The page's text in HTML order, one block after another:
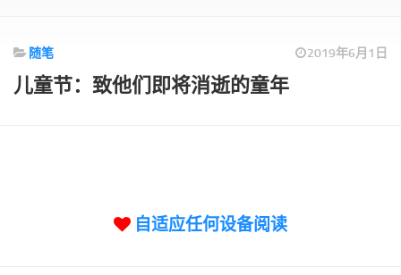
随笔 2019年6月1日
儿童节：致他们即将消逝的童年
自适应任何设备阅读